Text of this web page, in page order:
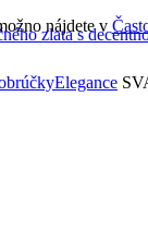
zlata s
nájdete v
Elegance